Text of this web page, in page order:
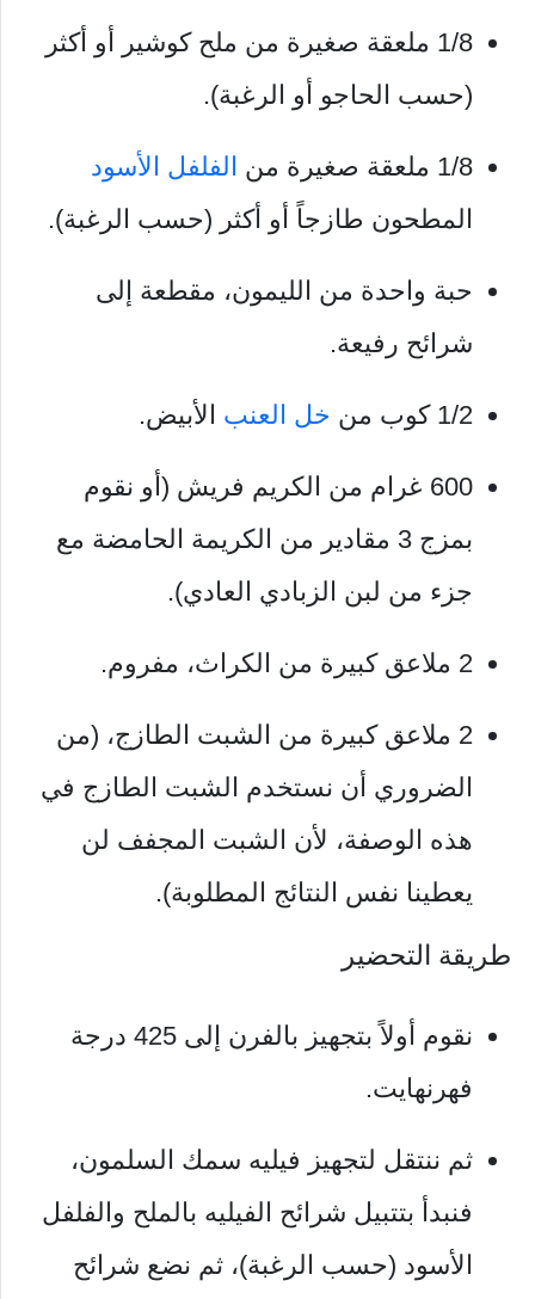
1/8 ملعقة صغيرة من ملح كوشير أو أكثر
(حسب الحاجو أو الرغبة).
1/8 ملعقة صغيرة من
الفلفل الأسود
المطحون طازجاً أو أكثر (حسب الرغبة).
حبة واحدة من الليمون، مقطعة إلى
شرائح رفيعة.
1/2 كوب من خل العنب الأبيض.
600 غرام من الكريم فريش (أو نقوم
بمزج 3 مقادير من الكريمة الحامضة مع
جزء من لبن الزبادي العادي).
2 ملاعق كبيرة من الكراث، مفروم.
2 ملاعق كبيرة من الشبت الطازج، (من
الضروري أن نستخدم الشبت الطازج في
هذه الوصفة، لأن الشبت المجفف لن
يعطينا نفس النتائج المطلوبة).
طريقة التحضير
نقوم أولاً بتجهيز بالفرن إلى 425 درجة
فهرنهايت.
ثم ننتقل لتجهيز فيليه سمك السلمون،
فنبدأ بتتبيل شرائح الفيليه بالملح والفلفل
الأسود (حسب الرغبة)، ثم نضع شرائح